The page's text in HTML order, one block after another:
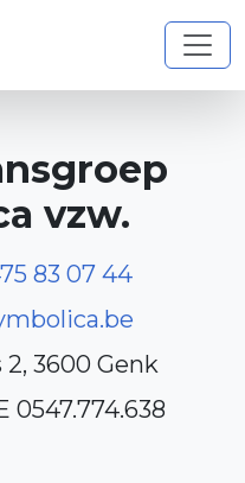
vzw.
83 07 44
2, 3600 Genk
0547.774.638